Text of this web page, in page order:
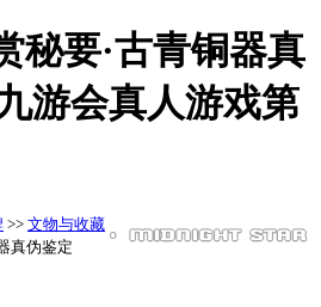
秘要·古青铜器真
游会真人游戏第
>> 文物与收藏
真伪鉴定